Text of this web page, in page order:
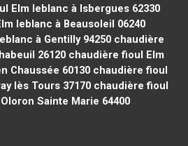
Elm leblanc à Isbergues 62330
leblanc à Beausoleil 06240
à Gentilly 94250 chaudière
26120chaudière fioul Elm
Chaussée 60130chaudière fioul
lès Tours 37170 chaudière fioul
Sainte Marie 64400